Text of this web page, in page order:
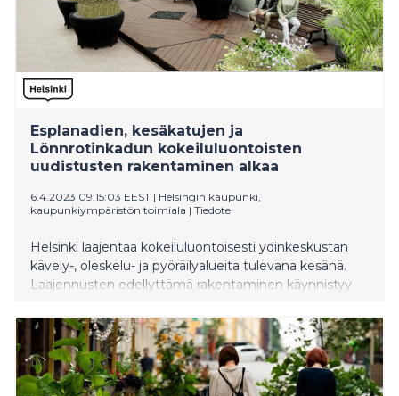
Esplanadien, kesäkatujen ja
Lönnrotinkadun kokeiluluontoisten
uudistusten rakentaminen alkaa
6.4.2023 09:15:03 EEST | Helsingin kaupunki,
kaupunkiympäristön toimiala | Tiedote
Helsinki laajentaa kokeiluluontoisesti ydinkeskustan
kävely-, oleskelu- ja pyöräilyalueita tulevana kesänä.
Laajennusten edellyttämä rakentaminen käynnistyy
suurin osa uusista alueista valmistuu Helsinki-päiväksi
12. kesäkuuta.